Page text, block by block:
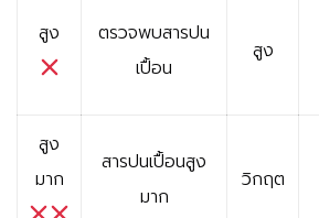
สูง
ตรวจพบสารปน
เปื้อน
สูง
สูง
มาก
สารปนเปื้อนสูง
มาก
วิกฤต